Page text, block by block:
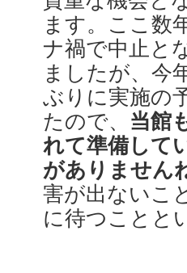
ます。ここ数
ナ禍で中止と
ましたが、今
ぶりに実施の
たので、 当館
れて準備して
がありません
害が出ないこ
に待つことと